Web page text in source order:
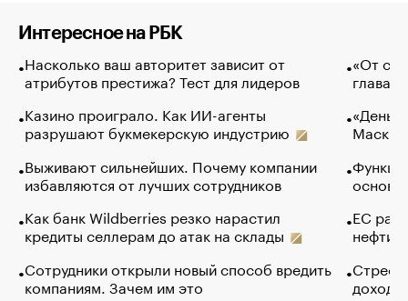
Интересное на РБК
Насколько ваш авторитет зависит от
атрибутов престижа? Тест для лидеров
Казино проиграло. Как ИИ-агенты
разрушают букмекерскую индустрию
Выживают сильнейших. Почему компании
избавляются от лучших сотрудников
Как банк Wildberries резко нарастил
кредиты селлерам до атак на склады
Сотрудники открыли новый способ вредить
компаниям. Зачем им это
«От
глава
Маск в
основ
ЕС
нефти